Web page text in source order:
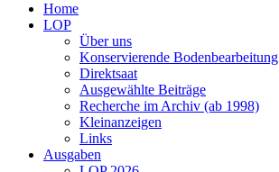
Home
LOP
Über uns
Konservierende Bodenbearbeitung
Direktsaat
Ausgewählte Beiträge
Recherche im Archiv (ab 1998)
Kleinanzeigen
Links
Ausgaben